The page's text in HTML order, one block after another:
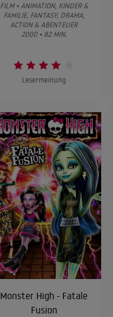
FILM • ANIMATION, KINDER &
FAMILIE, FANTASY, DRAMA,
ACTION & ABENTEUER
2000 • 82 MIN.
Lesermeinung
Monster High - Fatale
Fusion